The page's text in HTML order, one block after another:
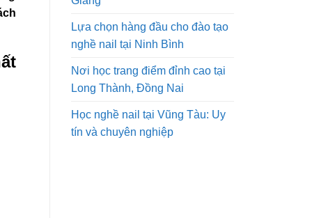
Lựa chọn hàng đầu cho đào tạo
nghề nail tại Ninh Bình
Nơi học trang điểm đỉnh cao tại
Long Thành, Đồng Nai
Học nghề nail tại Vũng Tàu: Uy
tín và chuyên nghiệp